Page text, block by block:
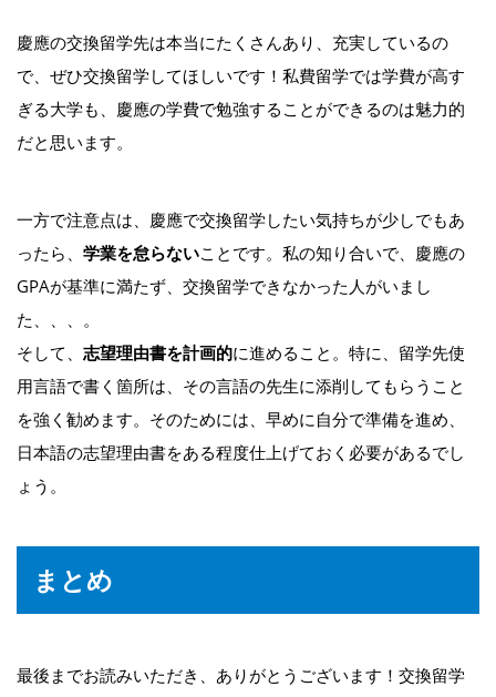
慶應の交換留学先は本当にたくさんあり、充実しているの
で、ぜひ交換留学してほしいです！私費留学では学費が高す
ぎる大学も、慶應の学費で勉強することができるのは魅力的
だと思います。
一方で注意点は、慶應で交換留学したい気持ちが少しでもあ
ったら、 学業を怠らないことです。私の知り合いで、慶應の
GPAが基準に満たず、交換留学できなかった人がいまし
た、、、。
そして、 志望理由書を計画的に進めること。特に、留学先使
用言語で書く箇所は、その言語の先生に添削してもらうこと
を強く勧めます。そのためには、早めに自分で準備を進め、
日本語の志望理由書をある程度仕上げておく必要があるでし
ょう。
まとめ
最後までお読みいただき、ありがとうございます！交換留学